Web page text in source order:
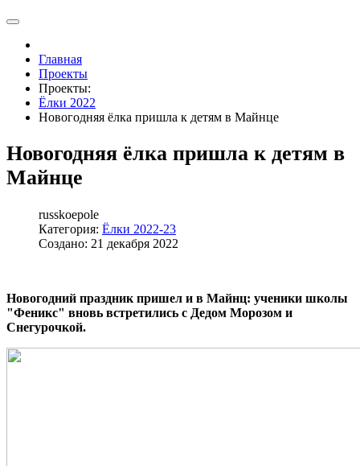
Главная
Проекты
Проекты:
Ёлки 2022
Новогодняя ёлка пришла к детям в Майнце
Новогодняя ёлка пришла к детям в
Майнце
russkoepole
Категория: Ёлки 2022-23
Создано: 21 декабря 2022
Новогодний праздник пришел и в Майнц: ученики школы
"Феникс" вновь встретились с Дедом Морозом и
Снегурочкой.